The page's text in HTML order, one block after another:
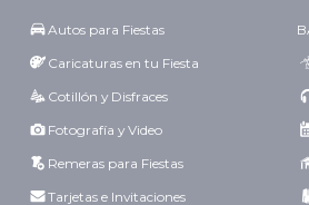
Autos para Fiestas
Caricaturas en tu Fiesta
Cotillón y Disfraces
Fotografía y Video
Remeras para Fiestas
Tarjetas e Invitaciones